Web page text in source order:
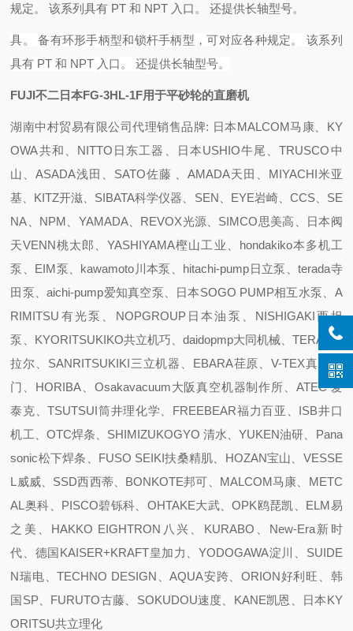
规定。 该系列具有 PT 和 NPT 入口。 还提供长轴型号。
具。 备有环形手柄型和锁杆手柄型，可对应各种规定。 该系列
具有 PT 和 NPT 入口。 还提供长轴型号。
FUJI不二日本FG-3HL-1F用于平砂轮的直磨机
湖南中村贸易有限公司代理销售品牌: 日本MALCOM马康、KY
OWA共和、NITTO日东工器、日本USHIO牛尾、TRUSCO中
山、ASADA浅田、SATO佐藤 、AMADA天田、MIYACHI米亚
基、KITZ开滋、SIBATA科学仪器、SEN、EYE岩崎、CCS、SE
NA、NPM、YAMADA、REVOX光源、SIMCO思美高、日本阀
天VENN桃太郎、YASHIYAMA樫山工业、hondakiko本多机工
泵、EIM泵、kawamoto川本泵、hitachi-pump日立泵、terada寺
田泵、aichi-pump爱知真空泵、日本SOGO PUMP相互水泵、A
RIMITSU有光泵、NOPGROUP日本油泵、NISHIGAKI西坦
泵、KYORITSUKIKO共立机巧、daidopmp大同机械、TERAL泰
拉尔、SANRITSUKIKI三立机器、EBARA荏原、V-TEX真空阀
门、HORIBA、Osakavacuum大阪真空机器制作所、ATEC 爱
泰克、TSUTSUI筒井理化学、FREEBEAR福力百亚、ISB井口
机工、OTC焊条、SHIMIZUKOGYO 清水、YUKEN油研、Pana
sonic松下焊条、FUSO SEIKI扶桑精肌、HOZAN宝山、VESSE
L威威、SSD西西蒂、BONKOTE邦可、MALCOM马康、METC
AL奥科、PISCO碧铄科、OHTAKE大武、OPK鸥琵凯、ELM易
之美、HAKKO EIGHTRON八兴、KURABO、New-Era新时
代、德国KAISER+KRAFT皇加力、YODOGAWA淀川、SUIDE
N瑞电、TECHNO DESIGN、AQUA安跨、ORION好利旺、韩
国SP、FURUTO古藤、SOKUDOU速度、KANE凯恩、日本KY
ORITSU共立理化